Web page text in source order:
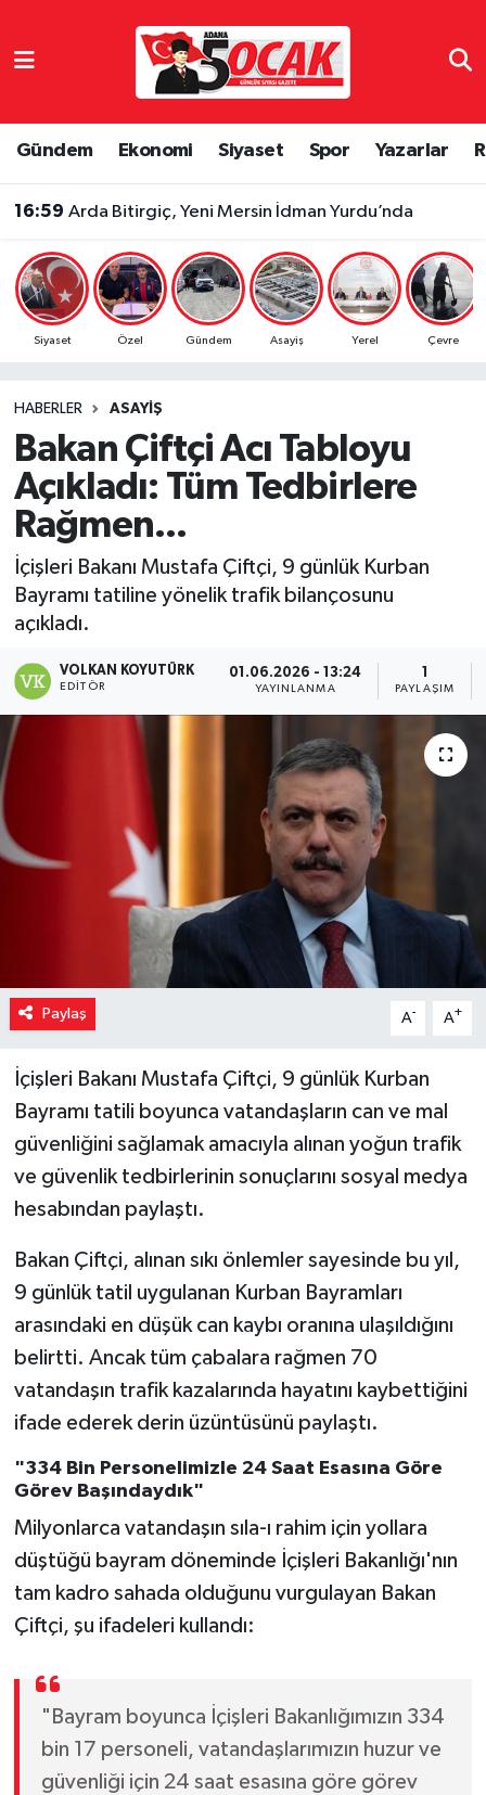
Gündem Ekonomi Siyaset Spor Yazarlar
16:59 Arda Bitirgiç, Yeni Mersin İdman Yurdu’nda
Siyaset Özel Gündem Asayiş Yerel Çevre
HABERLER ASAYIŞ
Bakan Çiftçi Acı Tabloyu
Açıkladı: Tüm Tedbirlere
Rağmen...
İçişleri Bakanı Mustafa Çiftçi, 9 günlük Kurban
Bayramı tatiline yönelik trafik bilançosunu
açıkladı.
VOLKAN KOYUTÜRK
EDITÖR
01.06.2026 - 13:24
YAYINLANMA PAYLAŞIM
Paylaş A- A+
İçişleri Bakanı Mustafa Çiftçi, 9 günlük Kurban
Bayramı tatili boyunca vatandaşların can ve mal
güvenliğini sağlamak amacıyla alınan yoğun trafik
ve güvenlik tedbirlerinin sonuçlarını sosyal medya
hesabından paylaştı.
Bakan Çiftçi, alınan sıkı önlemler sayesinde bu yıl,
9 günlük tatil uygulanan Kurban Bayramları
arasındaki en düşük can kaybı oranına ulaşıldığını
belirtti. Ancak tüm çabalara rağmen 70
vatandaşın trafik kazalarında hayatını kaybettiğini
ifade ederek derin üzüntüsünü paylaştı.
"334 Bin Personelimizle 24 Saat Esasına Göre
Görev Başındaydık"
Milyonlarca vatandaşın sıla-ı rahim için yollara
düştüğü bayram döneminde İçişleri Bakanlığı'nın
tam kadro sahada olduğunu vurgulayan Bakan
Çiftçi, şu ifadeleri kullandı:
"Bayram boyunca İçişleri Bakanlığımızın 334
bin 17 personeli, vatandaşlarımızın huzur ve
güvenliği için 24 saat esasına göre görev
Dünya
Eğitim
Gündem
Haber Reklam
Magazin
Özel
Resmi İlanlar
Sağlık
Yaşam
Yerel Yönetimler
Adana Nöbetçi Eczaneler
Adana Trafik Yoğunluk Haritası
Süper Lig Puan Durumu ve Fikstür
Son Dakika Haberleri
Haber Arşivi